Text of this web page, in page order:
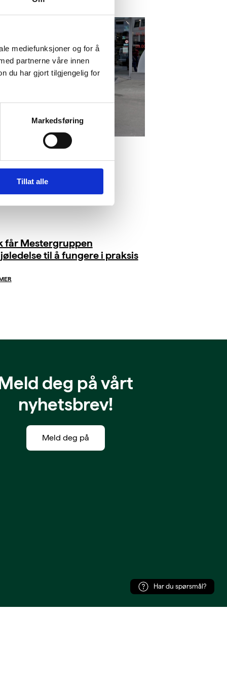
mediefunksjoner og for å
partnerne våre innen
du har gjort tilgjengelig for
Markedsføring
Tillat alle
får Mestergruppen
til å fungere i praksis
deg på vårt
nyhetsbrev!
Meld deg på
Har du spørsmål?